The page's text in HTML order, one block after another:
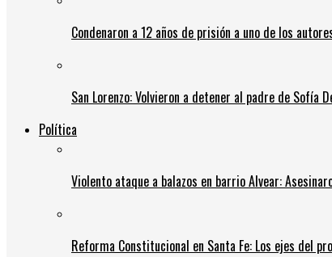
Condenaron a 12 años de prisión a uno de los
San Lorenzo: Volvieron a detener al padre de
Política
Violento ataque a balazos en barrio Alvear:
Reforma Constitucional en Santa Fe: Los ejes del